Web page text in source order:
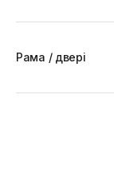
Рама / двері